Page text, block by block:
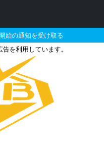
始の通知を受け取る
を利用しています。
価以下のガ